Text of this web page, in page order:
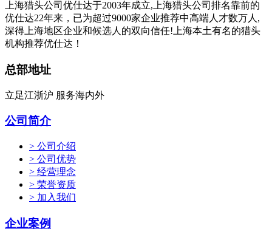
上海猎头公司优仕达于2003年成立,上海猎头公司排名靠前的
优仕达22年来，已为超过9000家企业推荐中高端人才数万人,
深得上海地区企业和候选人的双向信任!上海本土有名的猎头
机构推荐优仕达！
总部地址
立足江浙沪 服务海内外
公司简介
> 公司介绍
> 公司优势
> 经营理念
> 荣誉资质
> 加入我们
企业案例